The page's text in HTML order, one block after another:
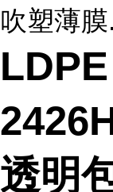
吹塑薄膜
透明